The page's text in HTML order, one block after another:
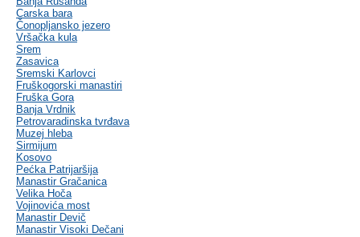
Carska bara
Čonopljansko jezero
Vršačka kula
Srem
Zasavica
Sremski Karlovci
Fruškogorski manastiri
Fruška Gora
Banja Vrdnik
Petrovaradinska tvrđava
Muzej hleba
Sirmijum
Kosovo
Pećka Patrijaršija
Manastir Gračanica
Velika Hoča
Vojinovića most
Manastir Devič
Manastir Visoki Dečani